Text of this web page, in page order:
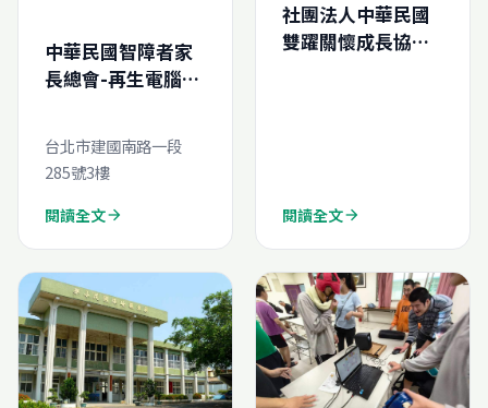
中華民國智障者家
長總會-再生電腦線
台北市建國南路一段
285號3樓
閱讀全文arrow_forward
社團法人中華民國
雙躍關懷成長協會-
閱讀全文arrow_forward